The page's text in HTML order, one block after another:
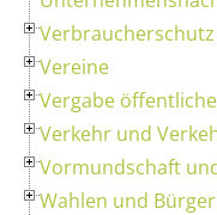
Vereine
Vergabe
Verkehr und
Vormundschaft
Wahlen und